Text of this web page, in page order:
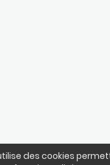
des cookies